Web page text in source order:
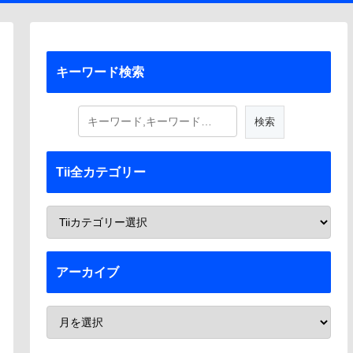
キーワード検索
Tii全カテゴリー
アーカイブ